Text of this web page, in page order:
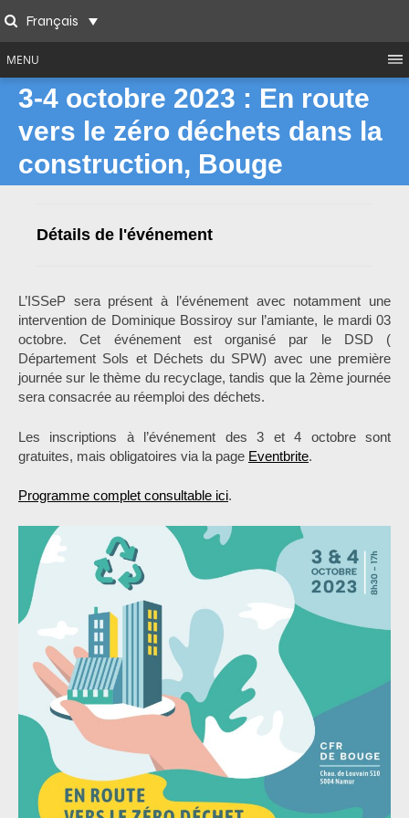
to
content
SearchFrançais
MENU
3-4 octobre 2023 : En route
vers le zéro déchets dans la
construction, Bouge
Détails de l'événement
L’ISSeP sera présent à l’événement avec notamment une
intervention de Dominique Bossiroy sur l’amiante, le mardi 03
octobre. Cet événement est organisé par le DSD (
Département Sols et Déchets du SPW) avec une première
journée sur le thème du recyclage, tandis que la 2ème journée
sera consacrée au réemploi des déchets.
Les inscriptions à l’événement des 3 et 4 octobre sont
gratuites, mais obligatoires via la page Eventbrite.
Programme complet consultable ici.